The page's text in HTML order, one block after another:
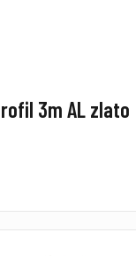
3m AL zlato